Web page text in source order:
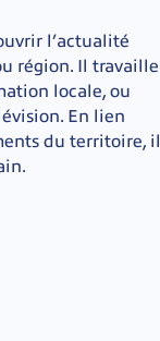
l’actualité
région. Il travaille
locale, ou
En lien
du territoire, il